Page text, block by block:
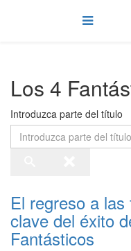
Los 4
Introduzca parte del título
El regreso a
clave del éxito
Fantásticos